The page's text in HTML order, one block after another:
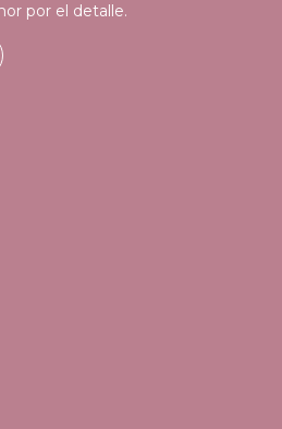
por el detalle.